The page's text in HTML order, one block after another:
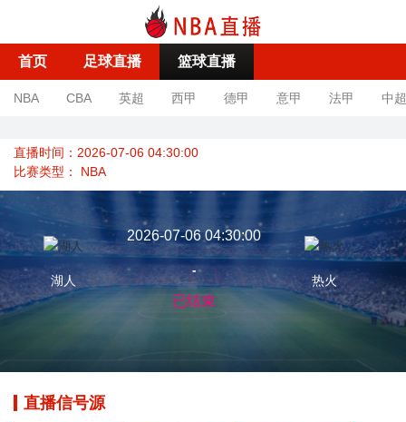
首页 足球直播 篮球直播
NBA CBA 英超 西甲 德甲 意甲 法甲 中超
直播时间：2026-07-06 04:30:00
比赛类型： NBA
湖人
2026-07-06 04:30:00
-
已结束
热火
直播信号源